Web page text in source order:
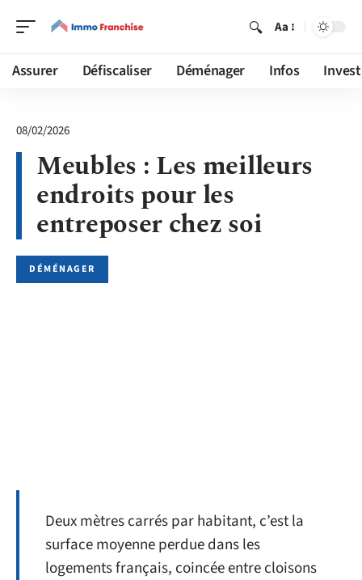
Aa
Assurer Défiscaliser Déménager Infos
08/02/2026
Meubles : Les meilleurs
endroits pour les
entreposer chez soi
DÉMÉNAGER
Deux mètres carrés par habitant, c’est la
surface moyenne perdue dans les
logements français, coincée entre cloisons